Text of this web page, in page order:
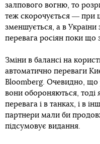
залпового вогню, то
теж скорочується ― при
зменшується, а в України
перевага росіян поки що
Зміни в балансі на
автоматично переваги
Bloomberg. Очевидно, що
вони обороняються, тоді
перевага і в танках, і в
партнери мали би
підсумовує видання.